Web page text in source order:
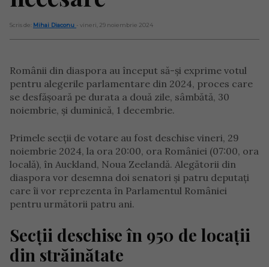
Scris de: Mihai Diaconu - vineri, 29 noiembrie 2024
Românii din diaspora au început să-și exprime votul
pentru alegerile parlamentare din 2024, proces care
se desfășoară pe durata a două zile, sâmbătă, 30
noiembrie, și duminică, 1 decembrie.
Primele secții de votare au fost deschise vineri, 29
noiembrie 2024, la ora 20:00, ora României (07:00, ora
locală), în Auckland, Noua Zeelandă. Alegătorii din
diaspora vor desemna doi senatori și patru deputați
care îi vor reprezenta în Parlamentul României
pentru următorii patru ani.
Secții deschise în 950 de locații
din străinătate